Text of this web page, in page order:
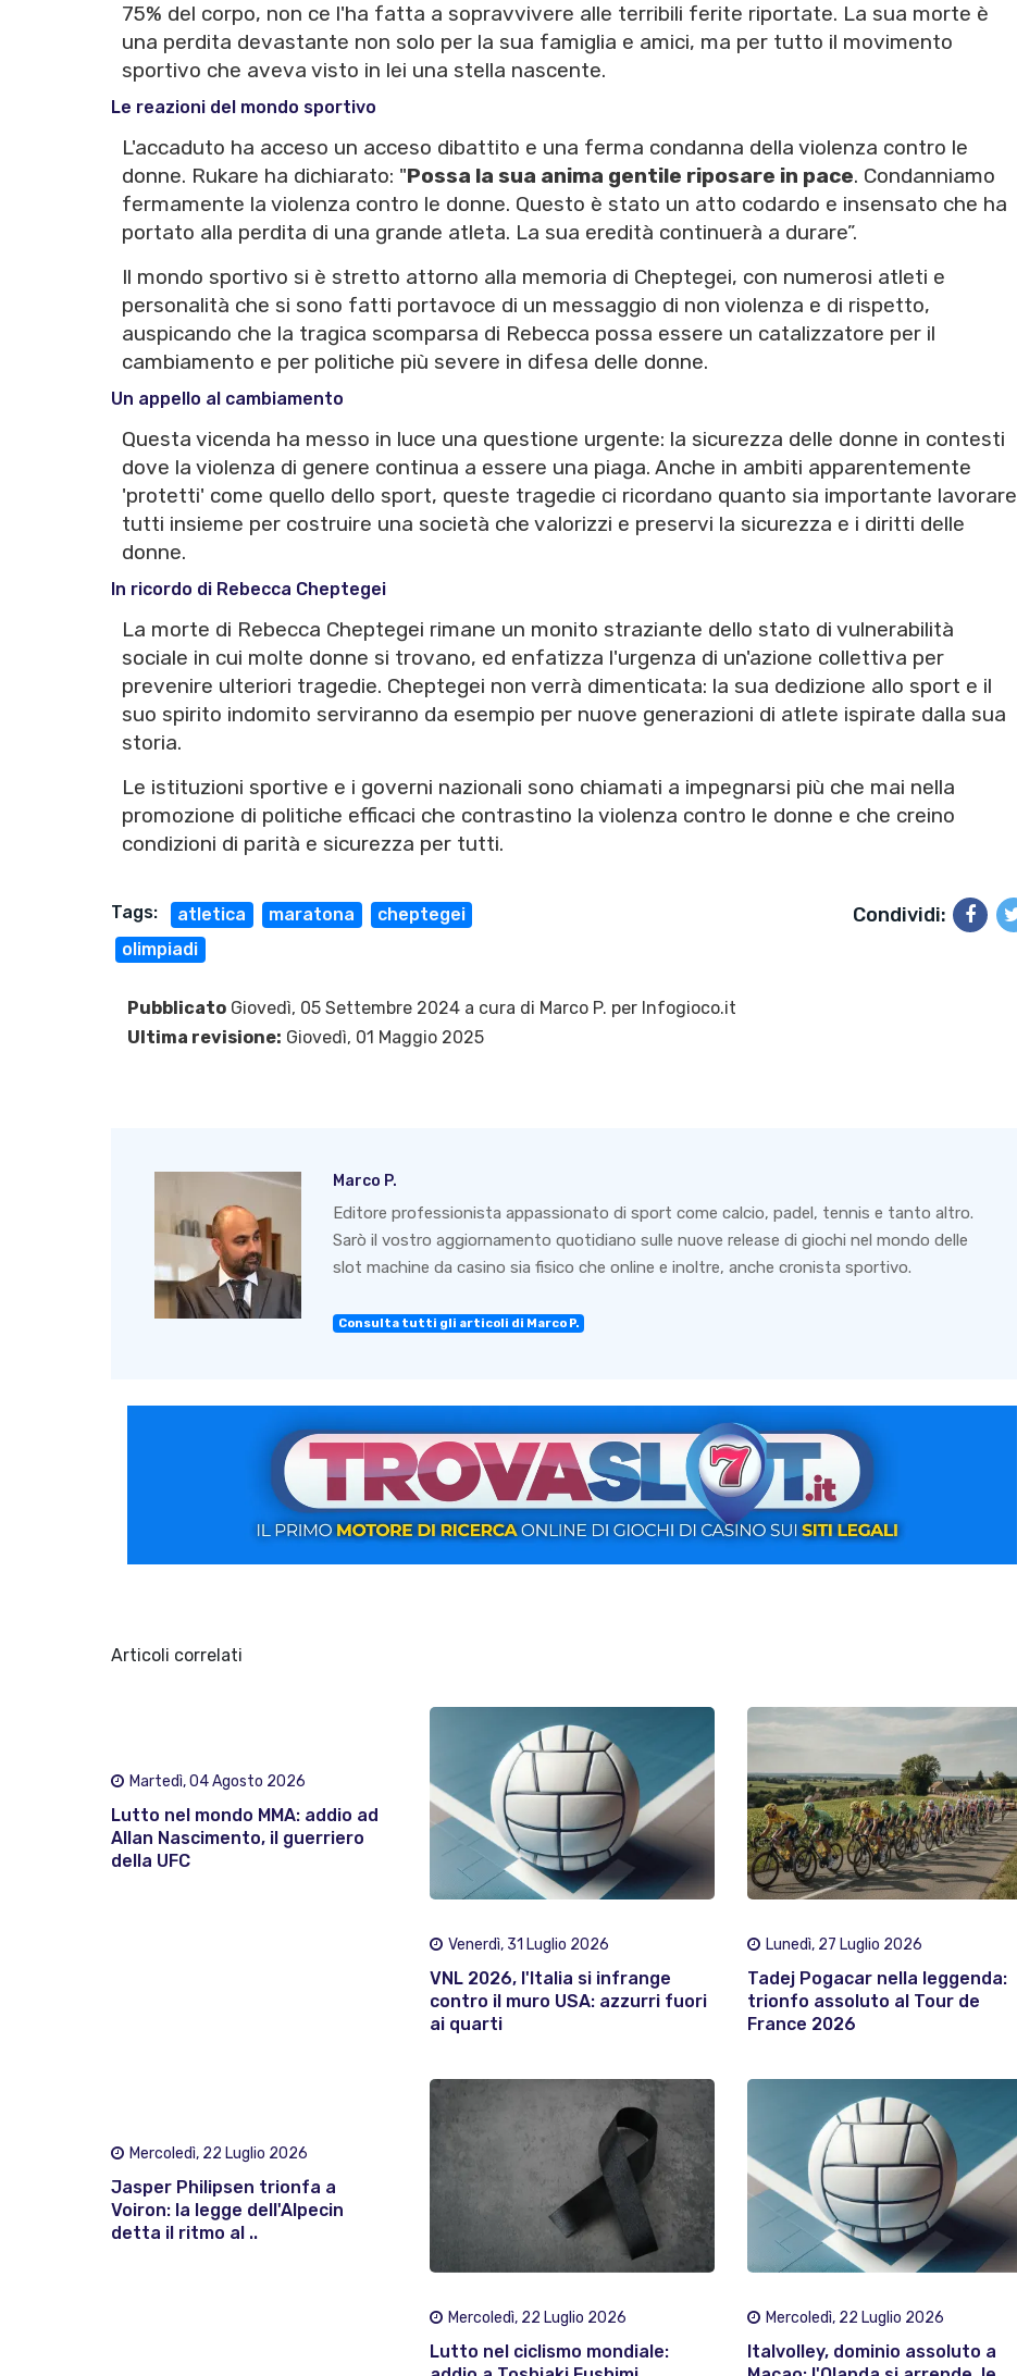
75% del corpo, non ce l'ha fatta a sopravvivere alle terribili ferite riportate. La sua morte è
una perdita devastante non solo per la sua famiglia e amici, ma per tutto il movimento
sportivo che aveva visto in lei una stella nascente.
Le reazioni del mondo sportivo
L'accaduto ha acceso un acceso dibattito e una ferma condanna della violenza contro le
donne. Rukare ha dichiarato: "Possa la sua anima gentile riposare in pace. Condanniamo
fermamente la violenza contro le donne. Questo è stato un atto codardo e insensato che ha
portato alla perdita di una grande atleta. La sua eredità continuerà a durare”.
Il mondo sportivo si è stretto attorno alla memoria di Cheptegei, con numerosi atleti e
personalità che si sono fatti portavoce di un messaggio di non violenza e di rispetto,
auspicando che la tragica scomparsa di Rebecca possa essere un catalizzatore per il
cambiamento e per politiche più severe in difesa delle donne.
Un appello al cambiamento
Questa vicenda ha messo in luce una questione urgente: la sicurezza delle donne in contesti
dove la violenza di genere continua a essere una piaga. Anche in ambiti apparentemente
'protetti' come quello dello sport, queste tragedie ci ricordano quanto sia importante lavorare
tutti insieme per costruire una società che valorizzi e preservi la sicurezza e i diritti delle
donne.
In ricordo di Rebecca Cheptegei
La morte di Rebecca Cheptegei rimane un monito straziante dello stato di vulnerabilità
sociale in cui molte donne si trovano, ed enfatizza l'urgenza di un'azione collettiva per
prevenire ulteriori tragedie. Cheptegei non verrà dimenticata: la sua dedizione allo sport e il
suo spirito indomito serviranno da esempio per nuove generazioni di atlete ispirate dalla sua
storia.
Le istituzioni sportive e i governi nazionali sono chiamati a impegnarsi più che mai nella
promozione di politiche efficaci che contrastino la violenza contro le donne e che creino
condizioni di parità e sicurezza per tutti.
Tags: atletica maratona
cheptegei
olimpiadi
Condividi:
Pubblicato Giovedì, 05 Settembre 2024 a cura di Marco P. per Infogioco.it
Ultima revisione: Giovedì, 01 Maggio 2025
Marco P.
Editore professionista appassionato di sport come calcio, padel, tennis e tanto altro.
Sarò il vostro aggiornamento quotidiano sulle nuove release di giochi nel mondo delle
slot machine da casino sia fisico che online e inoltre, anche cronista sportivo.
Consulta tutti gli articoli di Marco P.
Articoli correlati
Martedì, 04 Agosto 2026
Lutto nel mondo MMA: addio ad
Allan Nascimento, il guerriero
della UFC
Venerdì, 31 Luglio 2026
VNL 2026, l'Italia si infrange
contro il muro USA: azzurri fuori
ai quarti
Lunedì, 27 Luglio 2026
Tadej Pogacar nella leggenda:
trionfo assoluto al Tour de
France 2026
Mercoledì, 22 Luglio 2026
Jasper Philipsen trionfa a
Voiron: la legge dell'Alpecin
detta il ritmo al ..
Mercoledì, 22 Luglio 2026
Lutto nel ciclismo mondiale:
Mercoledì, 22 Luglio 2026
Italvolley, dominio assoluto a